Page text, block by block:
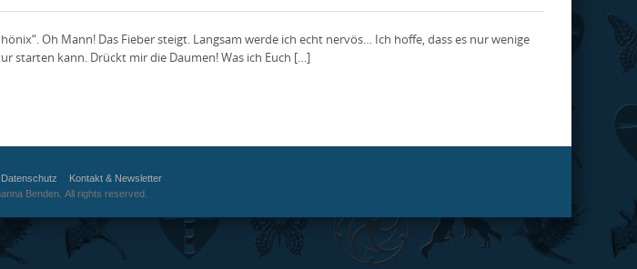
Oh Mann! Das Fieber steigt. Langsam werde ich echt nervös… Ich hoffe, dass es nur wenige
starten kann. Drückt mir die Daumen! Was ich Euch […]
Datenschutz
Kontakt & Newsletter
Benden. All rights reserved.